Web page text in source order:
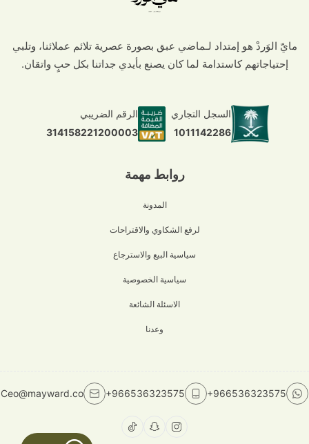
روابط مهمة
المدونة
لرفع الشكاوي والاقتراحات
سياسية البيع والاسترجاع
سياسية الخصوصية
الاسئلة الشائعة
وعدنا
مايّ الوَردْ هو إمتداد لـماضي عبق بصورة عصرية تلائم عملائنا، وتلبي
إحتياجاتهم كاستدامة لما كان يصنع بأيدي جداتنا بكل حبٍ واتقان.
السجل التجاري
1011142286
الرقم الضريبي
314158221200003
+966536323575
+966536323575
Ceo@mayward.co